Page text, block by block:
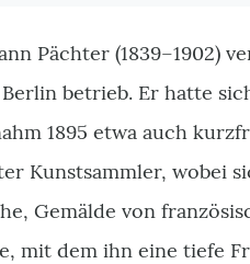
Pächter (1839–1902)
betrieb. Er hatte
1895 etwa auch
Kunstsammler, wobei
Gemälde von
mit dem ihn eine tiefe